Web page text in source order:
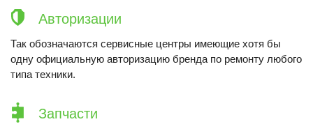
Авторизации
Так обозначаются сервисные центры имеющие хотя бы
одну официальную авторизацию бренда по ремонту любого
типа техники.
Запчасти